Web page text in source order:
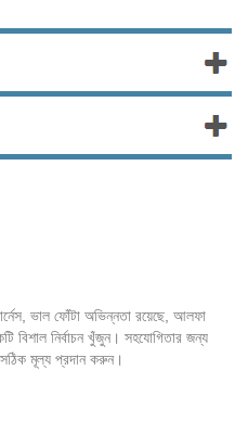
ভাল ফোঁটা অভিন্নতা রয়েছে, আলফা
বিশাল নির্বাচন খুঁজুন। সহযোগিতার জন্য
সঠিক মূল্য প্রদান করুন।